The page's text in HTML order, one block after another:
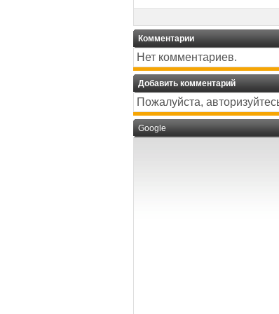
Комментарии
Нет комментариев.
Добавить комментарий
Пожалуйста,
Google